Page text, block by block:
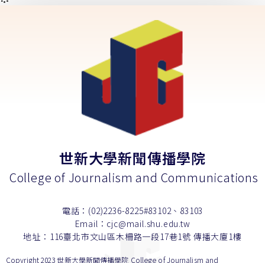
世新大學新聞傳播學院
College of Journalism and Communications
電話：(02)2236-8225#83102、83103
Email：cjc@mail.shu.edu.tw
地址：116臺北市文山區木柵路一段17巷1號 傳播大廈1樓
Copyright 2023 世新大學新聞傳播學院 College of Journalism and